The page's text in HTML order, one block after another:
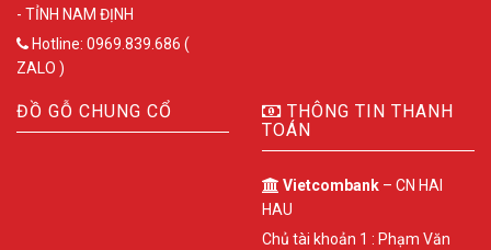
- TỈNH NAM ĐỊNH
Hotline: 0969.839.686 (
ZALO )
ĐỒ GỖ CHUNG CỔ
THÔNG TIN THANH
TOÁN
Vietcombank – CN HAI
HAU
Chủ tài khoản 1 : Phạm Văn